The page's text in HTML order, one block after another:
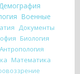
Демография
Военные
Документы
Биология
Антропология
Математика